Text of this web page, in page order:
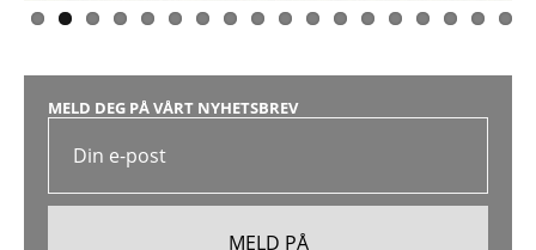
MELD DEG PÅ VÅRT NYHETSBREV